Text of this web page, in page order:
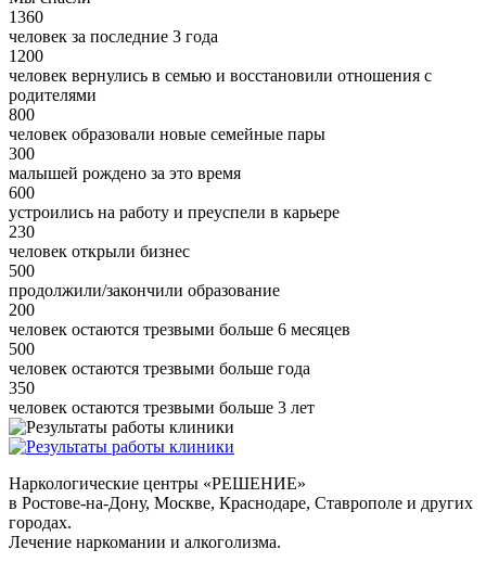
1360
человек за последние 3 года
1200
человек вернулись в семью и восстановили отношения с
родителями
800
человек образовали новые семейные пары
300
малышей рождено за это время
600
устроились на работу и преуспели в карьере
230
человек открыли бизнес
500
продолжили/закончили образование
200
человек остаются трезвыми больше 6 месяцев
500
человек остаются трезвыми больше года
350
человек остаются трезвыми больше 3 лет
Наркологические центры «РЕШЕНИЕ»
в Ростове-на-Дону, Москве, Краснодаре, Ставрополе и других
городах.
Лечение наркомании и алкоголизма.